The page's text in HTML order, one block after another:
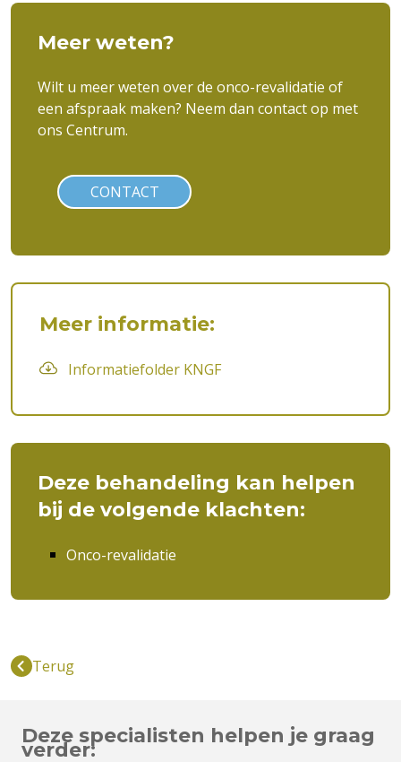
Meer weten?
Wilt u meer weten over de onco-revalidatie of
een afspraak maken? Neem dan contact op met
ons Centrum.
CONTACT
Meer informatie:
Informatiefolder KNGF
Deze behandeling kan helpen
bij de volgende klachten:
Onco-revalidatie
Terug
Deze specialisten helpen je graag
verder: